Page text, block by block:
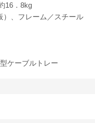
16．8kg
）、フレーム／スチール
ケーブルトレー